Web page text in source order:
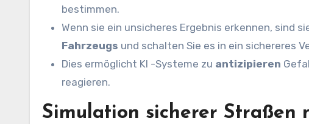
bestimmen.
Wenn sie ein unsicheres Ergebnis erkennen, sind
Fahrzeugs und schalten Sie es in ein sichereres
Dies ermöglicht KI -Systeme zu antizipieren
reagieren.
Simulation sicherer Straßen